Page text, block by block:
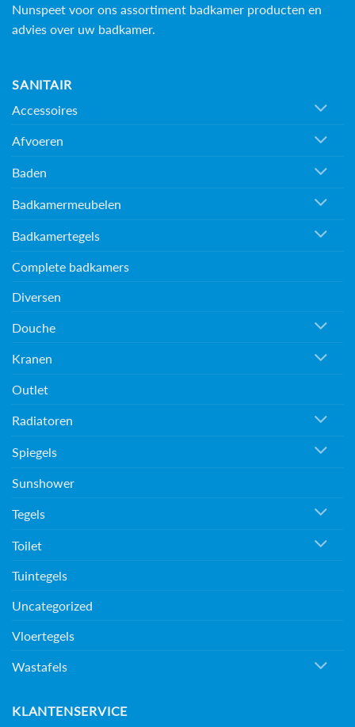
Nunspeet voor ons assortiment badkamer producten en
advies over uw badkamer.
SANITAIR
Accessoires
Afvoeren
Baden
Badkamermeubelen
Badkamertegels
Complete badkamers
Diversen
Douche
Kranen
Outlet
Radiatoren
Spiegels
Sunshower
Tegels
Toilet
Tuintegels
Uncategorized
Vloertegels
Wastafels
KLANTENSERVICE